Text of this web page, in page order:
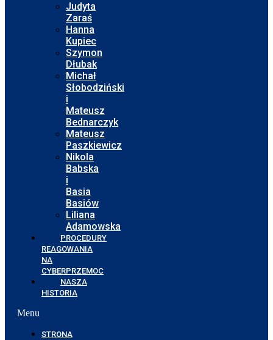
Judyta
Zaraś
Hanna
Kupiec
Szymon
Dłubak
Michał
Słobodziński
i
Mateusz
Bednarczyk
Mateusz
Paszkiewicz
Nikola
Babska
i
Basia
Basiów
Liliana
Adamowska
PROCEDURY
REAGOWANIA
NA
CYBERPRZEMOC
NASZA
HISTORIA
Menu
STRONA